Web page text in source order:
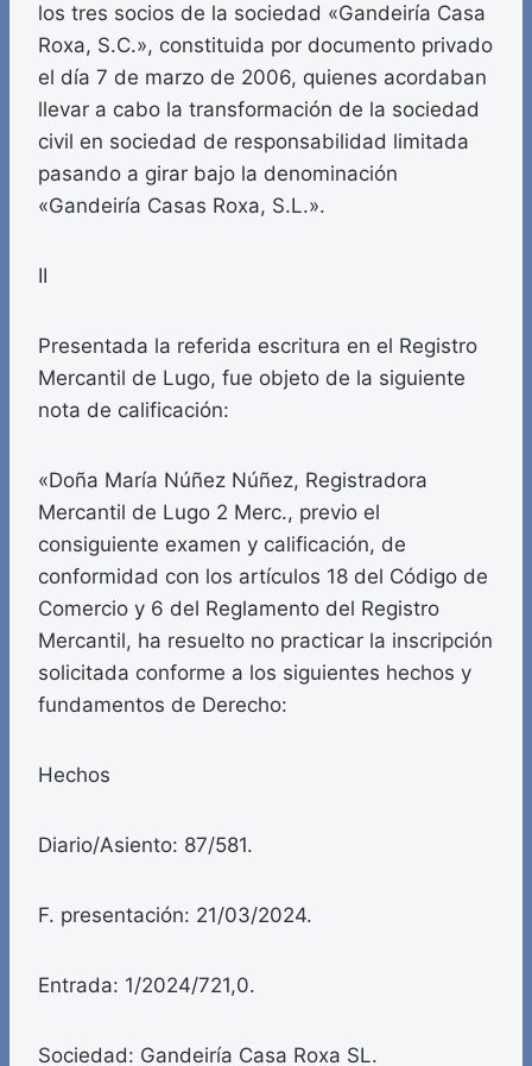
los tres socios de la sociedad «Gandeiría Casa
Roxa, S.C.», constituida por documento privado
el día 7 de marzo de 2006, quienes acordaban
llevar a cabo la transformación de la sociedad
civil en sociedad de responsabilidad limitada
pasando a girar bajo la denominación
«Gandeiría Casas Roxa, S.L.».
II
Presentada la referida escritura en el Registro
Mercantil de Lugo, fue objeto de la siguiente
nota de calificación:
«Doña María Núñez Núñez, Registradora
Mercantil de Lugo 2 Merc., previo el
consiguiente examen y calificación, de
conformidad con los artículos 18 del Código de
Comercio y 6 del Reglamento del Registro
Mercantil, ha resuelto no practicar la inscripción
solicitada conforme a los siguientes hechos y
fundamentos de Derecho:
Hechos
Diario/Asiento: 87/581.
F. presentación: 21/03/2024.
Entrada: 1/2024/721,0.
Sociedad: Gandeiría Casa Roxa SL.